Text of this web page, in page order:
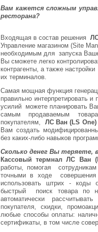
Вам кажется сложным
ресторана?
Входящая в состав решения
Управление магазином (Site
необходимым для запуска
Вы сможете легко
контрагенты, а также
их терминалов.
Самая мощная функция
правильно интерпретировать
усилий можете планировать
самым продаваемым
покупателям, ЛС Ван (LS One)
Вам создать
без каких-либо навыков
Сколько денег Вы
Кассовый термналЛС Ван (
работы, помогая
точными в ходе совершения
использовать штрих - коды
быстрый поиск товара по
автоматически
покупателя, скидки,
любые способы оплаты:
сертификаты, в том числе